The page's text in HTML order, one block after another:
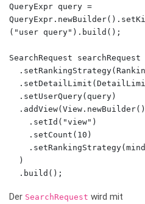
QueryExpr query =
("user query").build();
SearchRequest
  .setUserQuery(query)
  .addView(View.newBuilder()
    .setId("view")
    .setCount(10)
  )
  .build();
Der SearchRequest wird mit